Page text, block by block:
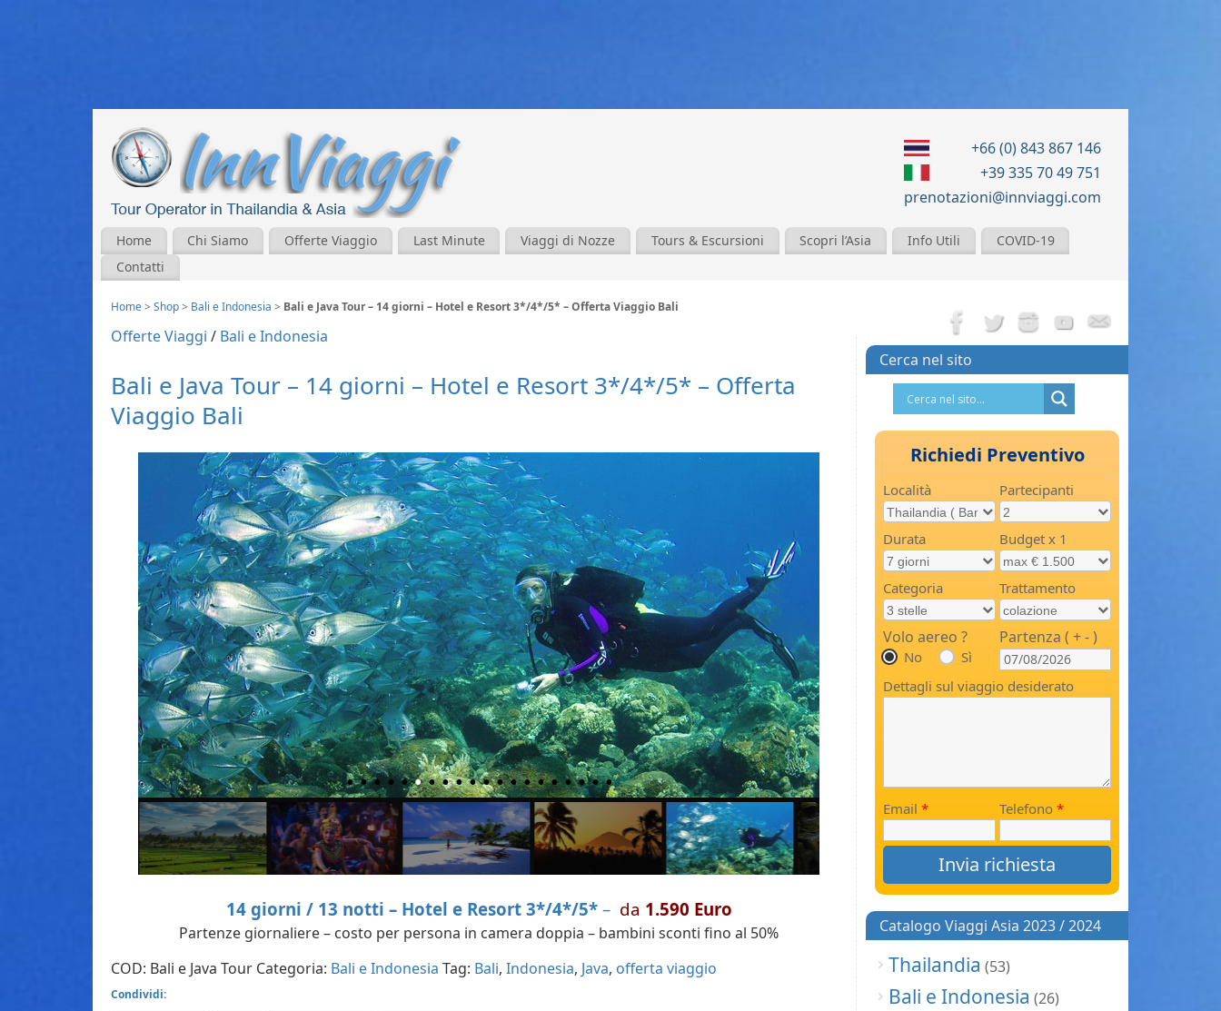
+66 (0) 843 867 146
+39 335 70 49 751
prenotazioni@innviaggi.com
Home Chi Siamo Offerte Viaggio Last Minute Viaggi di Nozze Tours & Escursioni Scopri l’Asia Info Utili
COVID-19
Contatti
Home> Shop> Bali e Indonesia > Bali e Java Tour – 14 giorni – Hotel e Resort 3*/4*/5* – Offerta Viaggio Bali
Offerte Viaggi / Bali e Indonesia
Bali e Java Tour – 14 giorni – Hotel e Resort 3*/4*/5* – Offerta
Viaggio Bali
14 giorni / 13 notti – Hotel e Resort 3*/4*/5*– da 1.590 Euro
Partenze giornaliere – costo per persona in camera doppia – bambini sconti fino al 50%
COD: Bali e Java Tour Categoria: Bali e Indonesia Tag: Bali, Indonesia, Java, offerta viaggio
Condividi:
Cerca nel sito
Richiedi Preventivo
Località Partecipanti
Durata Budget x 1
Categoria Trattamento
Volo aereo ?
No Sì
Partenza ( + - )
Dettagli sul viaggio desiderato
Email * Telefono *
Catalogo Viaggi Asia 2023 / 2024
Thailandia (53)
Bali e Indonesia (26)